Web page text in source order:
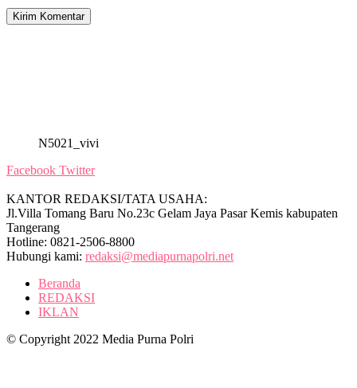
N5021_vivi
Facebook Twitter
KANTOR REDAKSI/TATA USAHA:
Jl.Villa Tomang Baru No.23c Gelam Jaya Pasar Kemis kabupaten
Tangerang
Hotline: 0821-2506-8800
Hubungi kami: redaksi@mediapurnapolri.net
Beranda
REDAKSI
IKLAN
© Copyright 2022 Media Purna Polri